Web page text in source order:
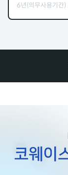
6년(의무사용기간)